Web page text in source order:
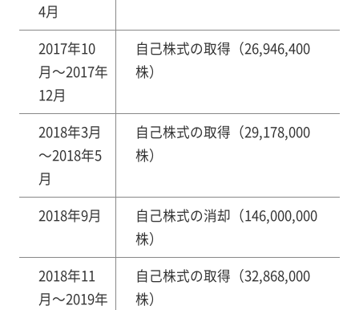
4月
2017年10
月～2017年
12月
自己株式の取得（26,946,400
株）
2018年3月
～2018年5
月
自己株式の取得（29,178,000
株）
2018年9月
自己株式の消却（146,000,000
株）
2018年11
月～2019年
自己株式の取得（32,868,000
株）